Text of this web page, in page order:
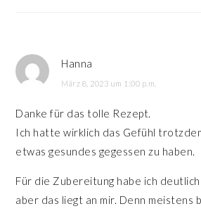
Hanna
März 8, 2023 um 1:00 p.m.
Danke für das tolle Rezept.
Ich hatte wirklich das Gefühl
etwas gesundes gegessen zu haben.
Für die Zubereitung habe ich
aber das liegt an mir. Denn meistens